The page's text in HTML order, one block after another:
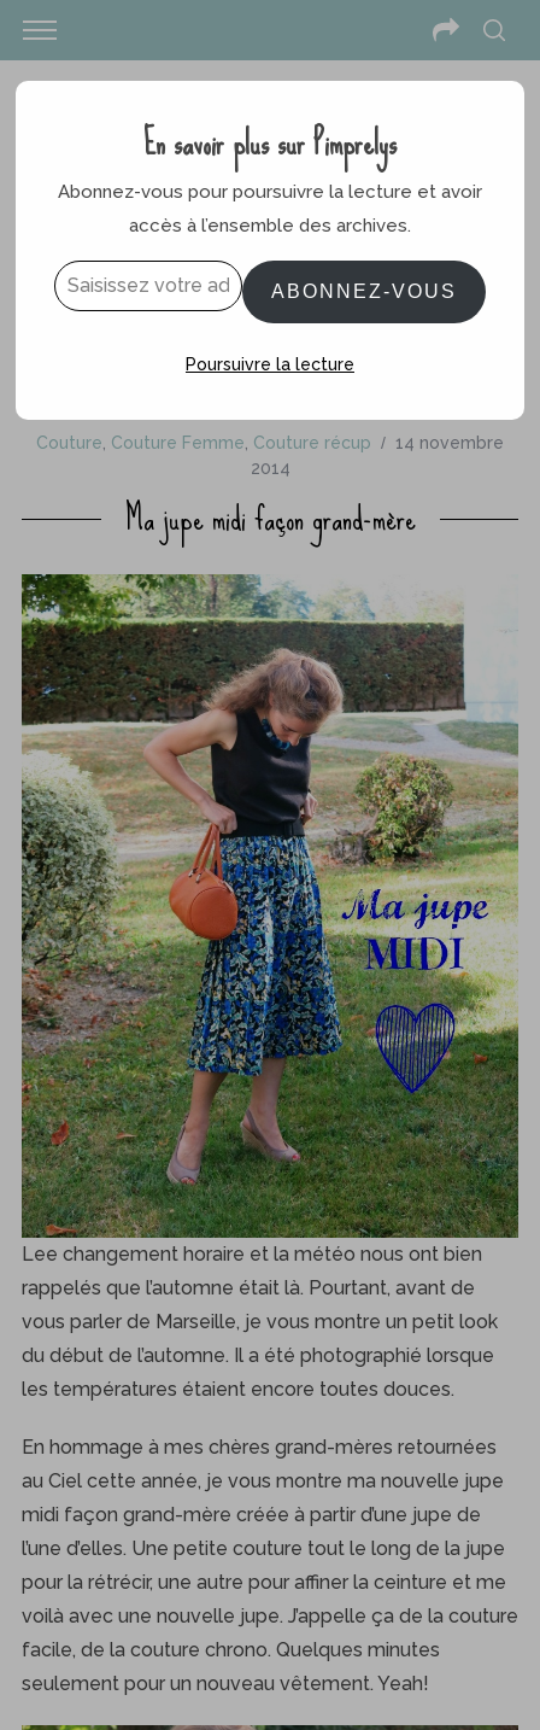
Couture Couture Femme Couture récup
14 novembre
2014
Ma jupe midi façon grand-mère
Lee changement horaire et la météo nous ont bien
rappelés que l’automne était là. Pourtant, avant de
vous parler de Marseille, je vous montre un petit look
du début de l’automne. Il a été photographié lorsque
les températures étaient encore toutes douces.
En hommage à mes chères grand-mères retournées
au Ciel cette année, je vous montre ma nouvelle jupe
midi façon grand-mère créée à partir d’une jupe de
l’une d’elles. Une petite couture tout le long de la jupe
pour la rétrécir, une autre pour affiner la ceinture et me
voilà avec une nouvelle jupe. J’appelle ça de la couture
facile, de la couture chrono. Quelques minutes
seulement pour un nouveau vêtement. Yeah!
En savoir plus sur Pimprelys
Abonnez-vous pour poursuivre la lecture et avoir
accès à l’ensemble des archives.
ABONNEZ-VOUS
Poursuivre la lecture